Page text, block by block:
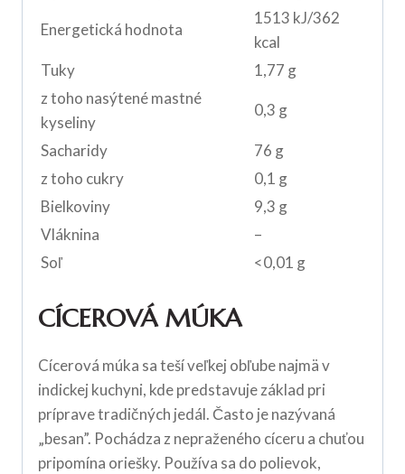
Energetická hodnota
1513 kJ/362
kcal
Tuky
1,77 g
z toho nasýtené mastné
kyseliny
0,3 g
Sacharidy
76 g
z toho cukry
0,1 g
Bielkoviny
9,3 g
Vláknina
–
Soľ
<0,01 g
CÍCEROVÁ MÚKA
Cícerová múka sa teší veľkej obľube najmä v
indickej kuchyni, kde predstavuje základ pri
príprave tradičných jedál. Často je nazývaná
„besan”. Pochádza z nepraženého cíceru a chuťou
pripomína oriešky. Používa sa do polievok,